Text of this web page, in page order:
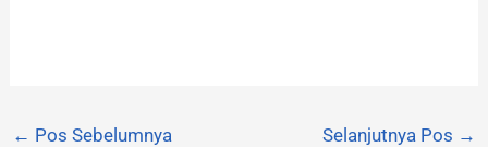
← Pos Sebelumnya Selanjutnya Pos →